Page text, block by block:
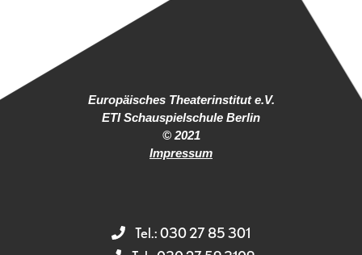
Europäisches Theaterinstitut e.V.
ETI Schauspielschule Berlin
© 2021
Impressum
Tel.: 030 27 85 301